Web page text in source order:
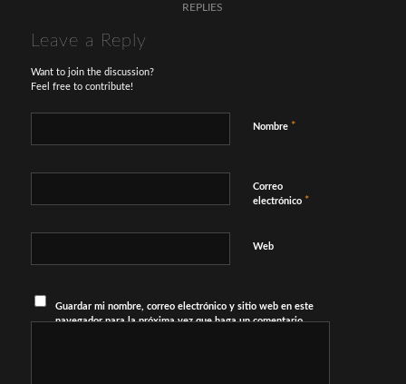
REPLIES
Leave a Reply
Want to join the discussion?
Feel free to contribute!
Nombre *
Correo
electrónico *
Web
Guardar mi nombre, correo electrónico y sitio web en este
navegador para la próxima vez que haga un comentario.